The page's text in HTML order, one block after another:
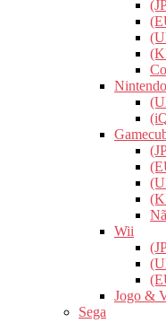
Wii
Jogo &
Sega